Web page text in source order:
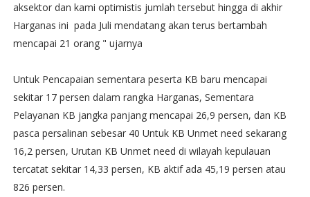
aksektor dan kami optimistis jumlah tersebut hingga di akhir
Harganas ini pada Juli mendatang akan terus bertambah
mencapai 21 orang " ujarnya
‎Untuk Pencapaian sementara peserta KB baru mencapai
sekitar 17 persen dalam rangka Harganas, Sementara
Pelayanan KB jangka panjang mencapai 26,9 persen, dan KB
pasca persalinan sebesar 40 Untuk KB Unmet need sekarang
16,2 persen, Urutan KB Unmet need di wilayah kepulauan
tercatat sekitar 14,33 persen, KB aktif ada 45,19 persen atau
826 persen.